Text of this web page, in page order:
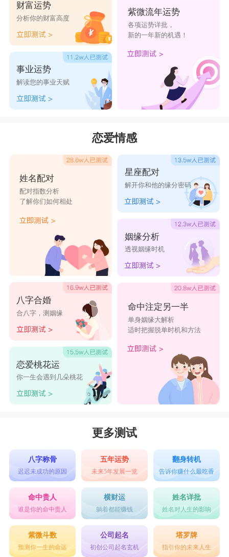
凌幻 兔枝
铃烟 岚瑛 佩奇 平润
财富运势
分析你的财富高度
事业运势
解读您的事业天赋
紫微流年运势
各项运势详批，
新的一年新的机遇！
恋爱情感
姓名配对
配对指数分析
了解你们如何相处
八字合婚
合八字，测姻缘
恋爱桃花运
你一生会遇到几朵桃花
星座配对
解开你和他的缘分密码
姻缘分析
透视姻缘时机
命中注定另一半
单身姻缘大解析
适时把握脱单时机和方法
更多测试
八字称骨
迟迟未成功的原因
五年运势
未来5年发展一览
翻身转机
告诉你赚什么最吃香
命中贵人
谁是你的命中贵人
横财运
躺着都能赚钱
姓名详批
姓名对人生的影响
紫微斗数
预测你一生的命运
公司起名
初创公司起名玄机
塔罗牌
指引你的未来人生